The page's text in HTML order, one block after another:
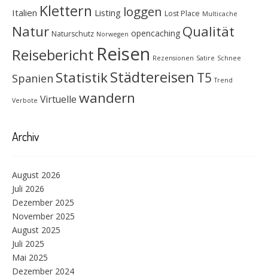
Italien Klettern Listing loggen Lost Place Multicache
Natur Naturschutz Norwegen opencaching Qualität
Reisebericht Reisen Rezensionen Satire Schnee
Spanien StatistikStädtereisen T5 Trend
Verbote Virtuelle wandern
Archiv
August 2026
Juli 2026
Dezember 2025
November 2025
August 2025
Juli 2025
Mai 2025
Dezember 2024